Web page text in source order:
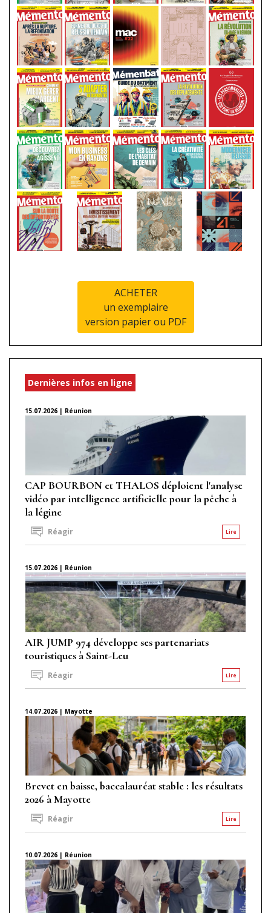
ACHETER
un exemplaire
version papier ou PDF
Dernières infos en ligne
15.07.2026 | Réunion
CAP BOURBON et THALOS déploient l'analyse
vidéo par intelligence artificielle pour la pêche à
la légine
Lire
Réagir
15.07.2026 | Réunion
AIR JUMP 974 développe ses partenariats
touristiques à Saint-Leu
Lire
Réagir
14.07.2026 | Mayotte
Brevet en baisse, baccalauréat stable : les résultats
2026 à Mayotte
Lire
Réagir
10.07.2026 | Réunion